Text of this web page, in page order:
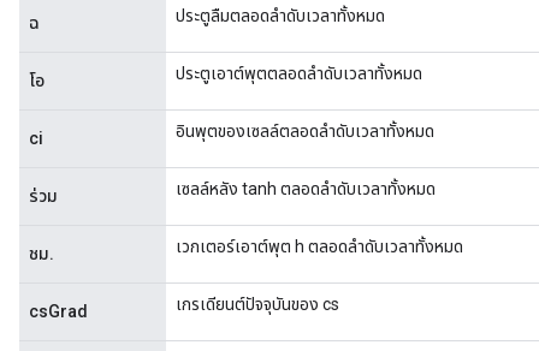
ฉ ประตูลืมตลอดลำดับเวลาทั้งหมด
โอ ประตูเอาต์พุตตลอดลำดับเวลาทั้งหมด
ci อินพุตของเซลล์ตลอดลำดับเวลาทั้งหมด
ร่วม เซลล์หลัง tanh ตลอดลำดับเวลาทั้งหมด
ชม. เวกเตอร์เอาต์พุต h ตลอดลำดับเวลาทั้งหมด
csGrad เกรเดียนต์ปัจจุบันของ cs